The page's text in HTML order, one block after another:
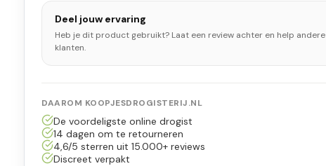
Deel jouw ervaring
Heb je dit product gebruikt? Laat een review achter en help andere
klanten.
DAAROM KOOPJESDROGISTERIJ.NL
De voordeligste online drogist
14 dagen om te retourneren
4,6/5 sterren uit 15.000+ reviews
Discreet verpakt